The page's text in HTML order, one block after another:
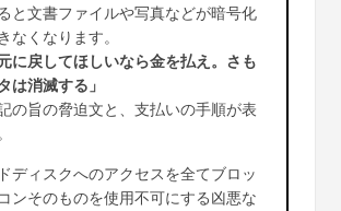
と文書ファイルや写真などが暗号化
なくなります。
に戻してほしいなら金を払え。さも
は消滅する」
の旨の脅迫文と、支払いの手順が表
ディスクへのアクセスを全てブロッ
ンそのものを使用不可にする凶悪な